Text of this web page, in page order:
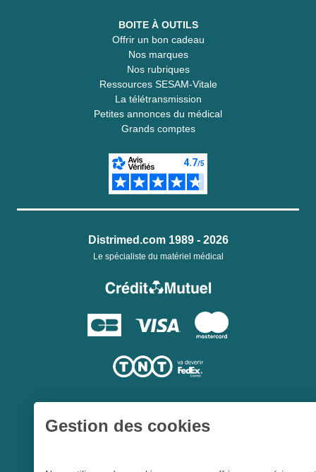
BOITE À OUTILS
Offrir un bon cadeau
Nos marques
Nos rubriques
Ressources SESAM-Vitale
La télétransmission
Petites annonces du médical
Grands comptes
Distrimed.com 1989 - 2026
Le spécialiste du matériel médical
Gestion des cookies